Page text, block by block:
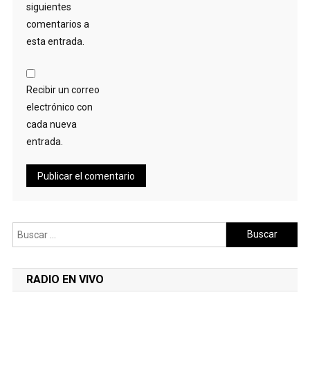
siguientes
comentarios a
esta entrada.
Recibir un correo
electrónico con
cada nueva
entrada.
Buscar:
RADIO EN VIVO